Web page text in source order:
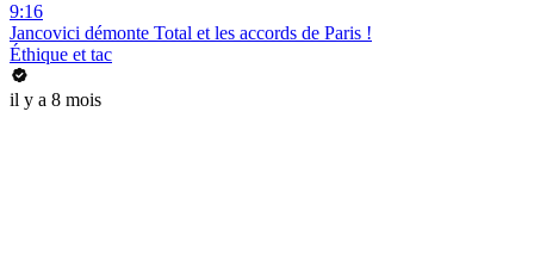
9:16
Jancovici démonte Total et les accords de Paris !
Éthique et tac
il y a 8 mois